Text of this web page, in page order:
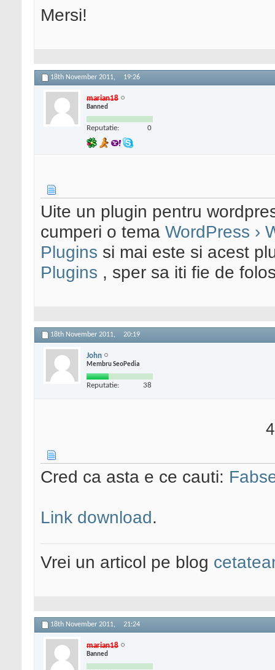
Mersi!
18th November 2011, 19:26
marian18
Banned
Reputatie: 0
Uite un plugin pentru
cumperi o tema WordPress ›
Plugins si mai este si acest
Plugins , sper sa iti fie de
18th November 2011, 20:19
John
Membru SeoPedia
Reputatie: 38
Cred ca asta e ce cauti:
Link download.
Vrei un articol pe blog
18th November 2011, 21:24
marian18
Banned